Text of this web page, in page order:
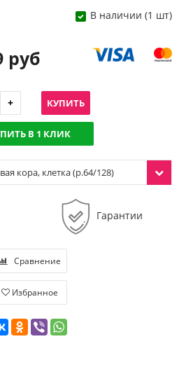
В наличии (1 шт)
руб
КУПИТЬ
В 1 КЛИК
кора, клетка (р.64/128)
Гарантии
Сравнение
Избранное